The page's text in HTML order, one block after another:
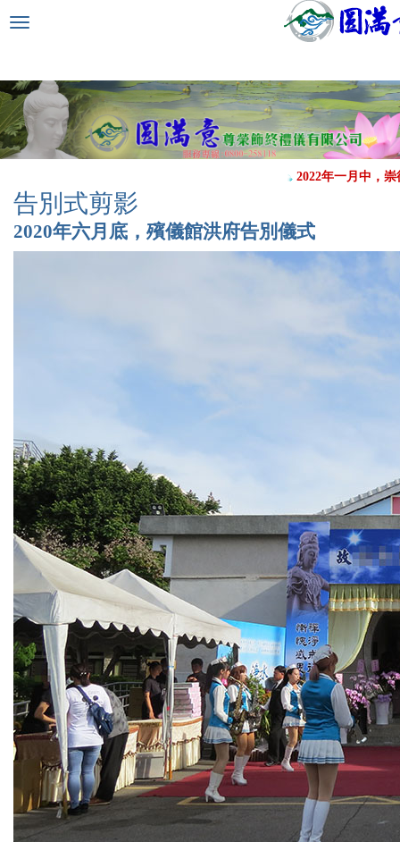
選
換
2022年一月中，崇
告別式剪影
2020年六月底，殯儀館洪府告別儀式